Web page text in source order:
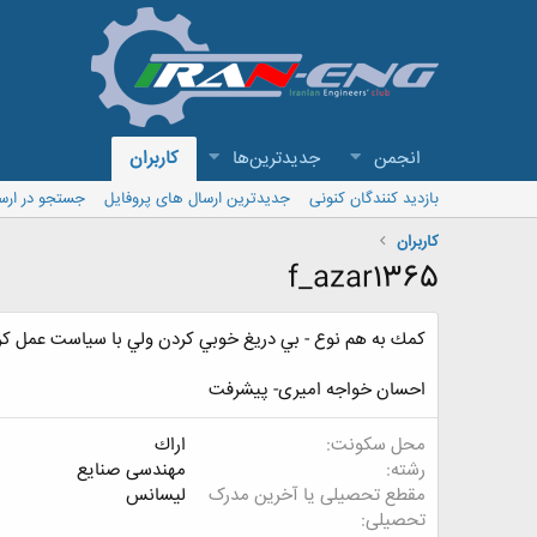
انجمن جدیدترین‌ها کاربران
بازدید کنندگان کنونی جدیدترین ارسال های پروفایل
جستجو در
کاربران
f_azar1365
كمك به هم نوع - بي دريغ خوبي كردن ولي با سياست عمل
احسان خواجه امیری- پيشرفت
محل سکونت
اراك
رشته
مهندسی صنایع
مقطع تحصیلی یا آخرین مدرک
تحصیلی
لیسانس